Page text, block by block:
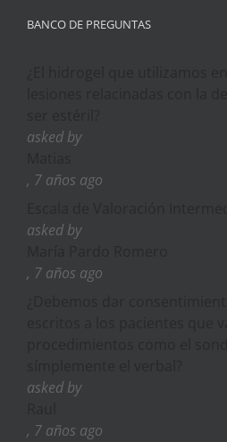
BANCO DE PREGUNTAS
asked by
, 7 años ago
asked by
, 7 años ago
asked by
, 7 años ago